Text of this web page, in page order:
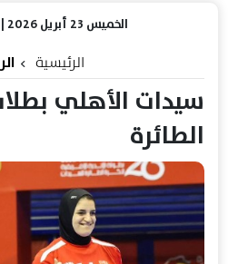
الخميس 23 أبريل 2026 | 06:18 م
الرئيسية
سيدات الأهلي
الطائرة